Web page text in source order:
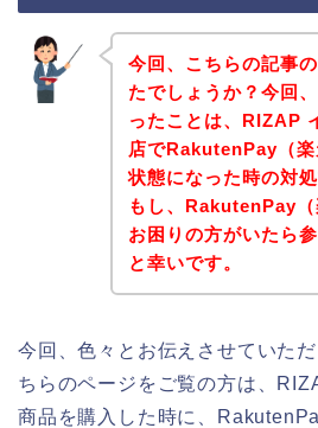
今回、こちらの記事
たでしょうか？今回
ったことは、RIZAP
店でRakutenPay（
状態になった時の対
もし、RakutenPay
お困りの方がいたら
と幸いです。
今回、色々とお伝えさせていた
ちらのページをご覧の方は、
商品を購入した時に、